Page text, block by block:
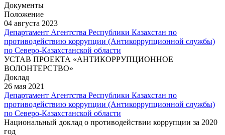
Документы
Положение
04 августа 2023
Департамент Агентства Республики Казахстан по
противодействию коррупции (Антикоррупционной службы)
по Северо-Казахстанской области
УСТАВ ПРОЕКТА «АНТИКОРРУПЦИОННОЕ
ВОЛОНТЕРСТВО»
Доклад
26 мая 2021
Департамент Агентства Республики Казахстан по
противодействию коррупции (Антикоррупционной службы)
по Северо-Казахстанской области
Национальный доклад о противодействии коррупции за 2020
год